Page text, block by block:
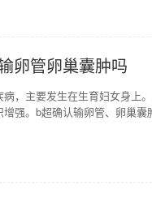
卵管卵巢囊肿吗
，主要发生在生育妇女身上
强。b超确认输卵管、卵巢